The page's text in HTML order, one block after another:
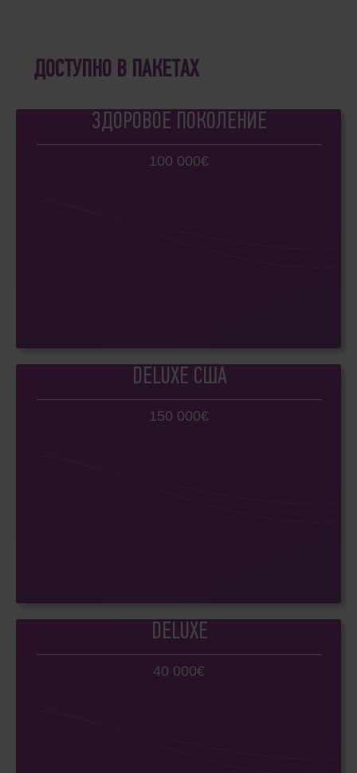
ДОСТУПНО В ПАКЕТАХ
ЗДОРОВОЕ ПОКОЛЕНИЕ
100 000€
DELUXE США
150 000€
DELUXE
40 000€